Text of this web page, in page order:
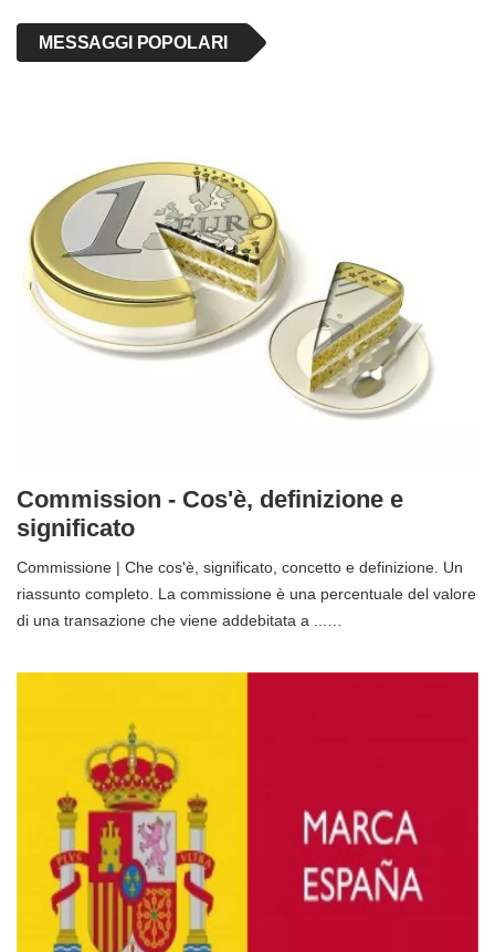
MESSAGGI POPOLARI
Commission - Cos'è, definizione e
significato
Commissione | Che cos'è, significato, concetto e definizione. Un
riassunto completo. La commissione è una percentuale del valore
di una transazione che viene addebitata a ...…